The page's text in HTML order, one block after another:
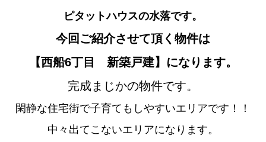
ピタットハウスの水落です。
今回ご紹介させて頂く物件は
【西船6丁目 新築戸建】になります。
完成まじかの物件です。
閑静な住宅街で子育てもしやすいエリアです！！
中々出てこないエリアになります。